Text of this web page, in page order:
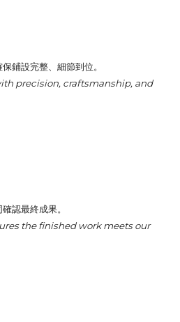
鋪設完整、細節到位。
precision, craftsmanship, and
認最終成果。
the finished work meets our